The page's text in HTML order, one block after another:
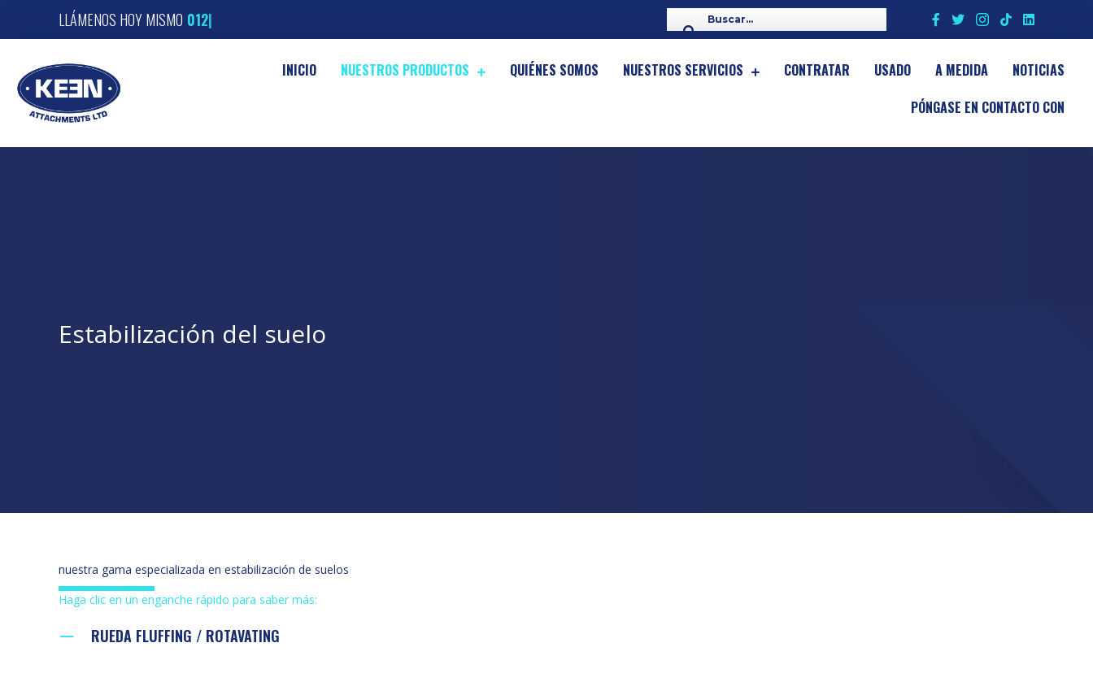
LLÁMENOS HOY MISMO 01291 42
INICIO NUESTROS PRODUCTOS QUIÉNES SOMOS NUESTROS SERVICIOS CONTRATAR USADO A MEDIDA
NOTICIAS
PÓNGASE EN CONTACTO CON
Estabilización del suelo
nuestra gama especializada en estabilización de suelos
Haga clic en un enganche rápido para saber más:
RUEDA FLUFFING / ROTAVATING